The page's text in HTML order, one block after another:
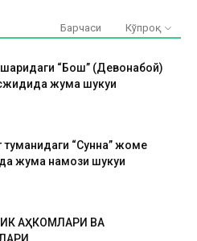
Барчаси Кўпроқ
“Бош” (Девонабой)
жума шукуҳи
туманидаги “Сунна” жоме
жума намози шукуҳи
АҲКОМЛАРИ ВА